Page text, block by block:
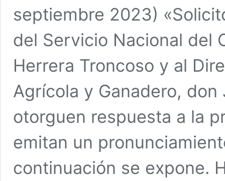
septiembre 2023)
del Servicio Nacional del
Herrera Troncoso y al
Agrícola y Ganadero,
otorguen respuesta a la
emitan un
continuación se expone.